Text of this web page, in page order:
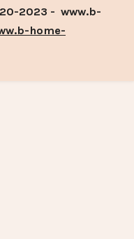
2023 - www.b-
home-